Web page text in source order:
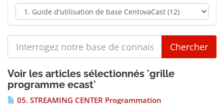
Voir les articles sélectionnés 'grille
programme ecast'
05. STREAMING CENTER Programmation